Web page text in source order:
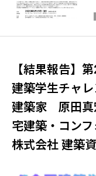
【結果報告】
建築学生チャ
建築家 原田真
宅建築・コン
株式会社 建築